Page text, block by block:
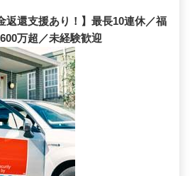
返還支援あり！】最長10連休／福
万超／未経験歓迎